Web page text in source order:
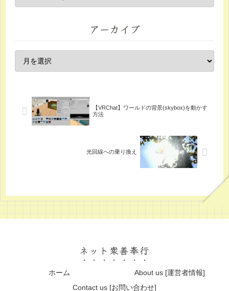
アーカイブ
【VRChat】ワールドの背景(skybox)を動かす
方法
光回線への乗り換え
ネット衆善奉行
ホーム
About us [運営者情報]
Contact us [お問い合わせ]